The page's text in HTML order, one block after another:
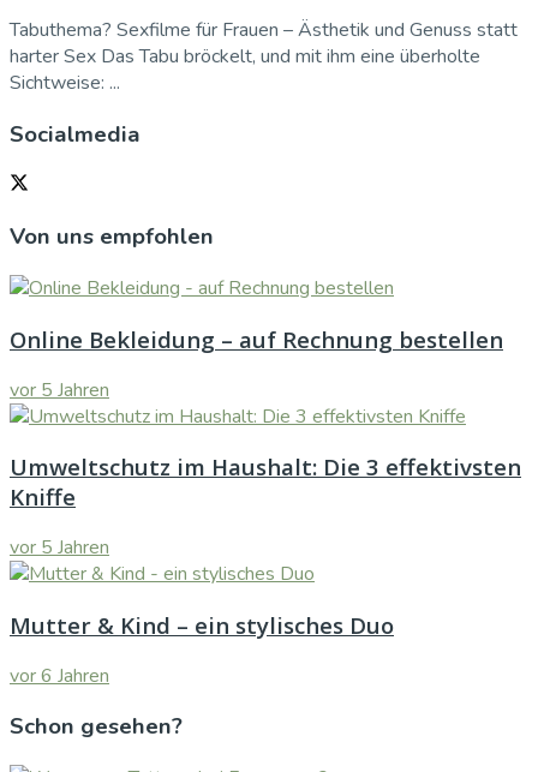
Tabuthema? Sexfilme für Frauen – Ästhetik und Genuss statt
harter Sex Das Tabu bröckelt, und mit ihm eine überholte
Sichtweise: ...
Socialmedia
Von uns empfohlen
Online Bekleidung – auf Rechnung bestellen
vor 5 Jahren
Umweltschutz im Haushalt: Die 3 effektivsten
Kniffe
vor 5 Jahren
Mutter & Kind – ein stylisches Duo
vor 6 Jahren
Schon gesehen?